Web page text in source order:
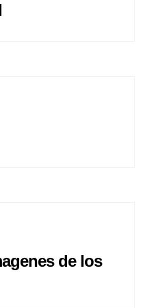
de los